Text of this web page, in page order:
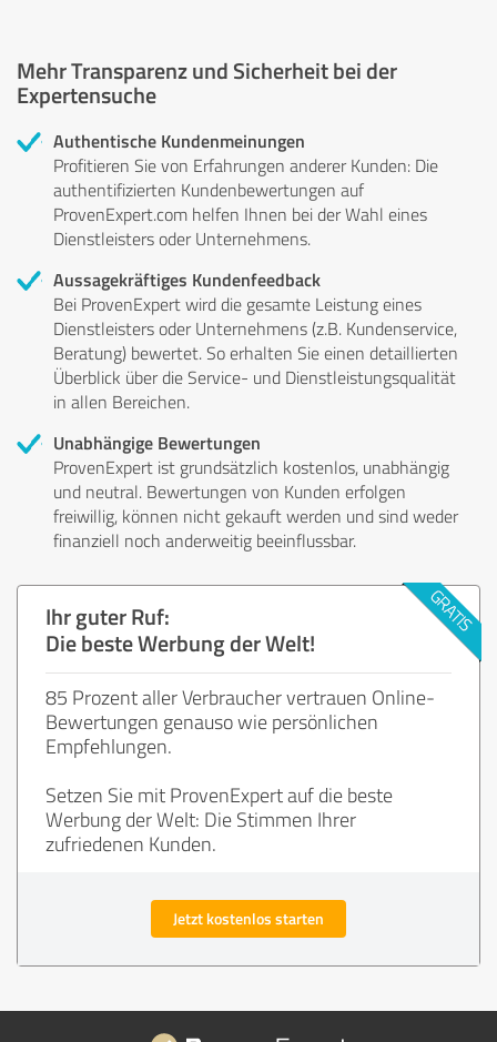
Mehr Transparenz und Sicherheit bei der
Expertensuche
Authentische Kundenmeinungen
Profitieren Sie von Erfahrungen anderer Kunden: Die
authentifizierten Kundenbewertungen auf
ProvenExpert.com helfen Ihnen bei der Wahl eines
Dienstleisters oder Unternehmens.
Aussagekräftiges Kundenfeedback
Bei ProvenExpert wird die gesamte Leistung eines
Dienstleisters oder Unternehmens (z.B. Kundenservice,
Beratung) bewertet. So erhalten Sie einen detaillierten
Überblick über die Service- und Dienstleistungsqualität
in allen Bereichen.
Unabhängige Bewertungen
ProvenExpert ist grundsätzlich kostenlos, unabhängig
und neutral. Bewertungen von Kunden erfolgen
freiwillig, können nicht gekauft werden und sind weder
finanziell noch anderweitig beeinflussbar.
Ihr guter Ruf:
Die beste Werbung der Welt!
85 Prozent aller Verbraucher vertrauen Online-
Bewertungen genauso wie persönlichen
Empfehlungen.
Setzen Sie mit ProvenExpert auf die beste
Werbung der Welt: Die Stimmen Ihrer
zufriedenen Kunden.
Jetzt kostenlos starten